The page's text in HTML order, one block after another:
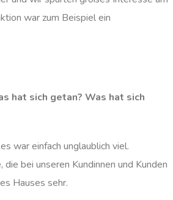
war zum Beispiel ein
hat sich getan? Was hat sich
war einfach unglaublich viel.
bei unseren Kundinnen und Kunden
Hauses sehr.